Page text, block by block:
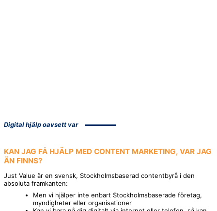
Digital hjälp oavsett var
KAN JAG FÅ HJÄLP MED CONTENT MARKETING, VAR JAG
ÄN FINNS?
Just Value är en svensk, Stockholmsbaserad contentbyrå i den
absoluta framkanten:
Men vi hjälper inte enbart Stockholmsbaserade företag,
myndigheter eller organisationer